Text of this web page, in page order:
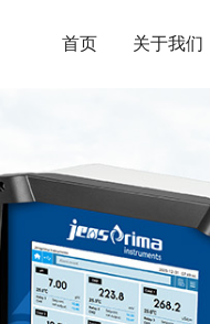
首页 关于我们